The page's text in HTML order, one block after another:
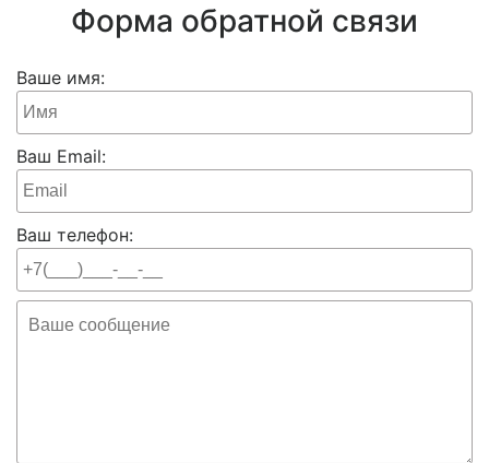
Форма обратной связи
Ваше имя:
Ваш Email:
Ваш телефон: